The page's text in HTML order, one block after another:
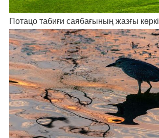
Потацо табиғи саябағының жазғы көркі